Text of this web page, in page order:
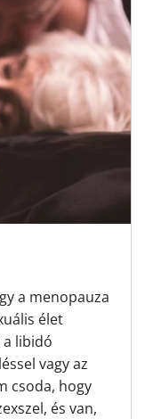
a menopauza
élet
a libidó
vagy az
csoda, hogy
és van,